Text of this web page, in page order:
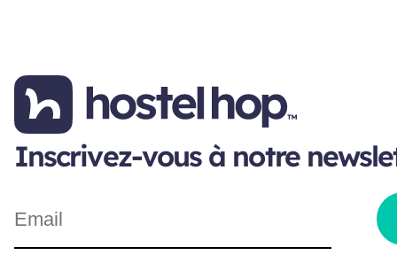
Inscrivez-vous à notre